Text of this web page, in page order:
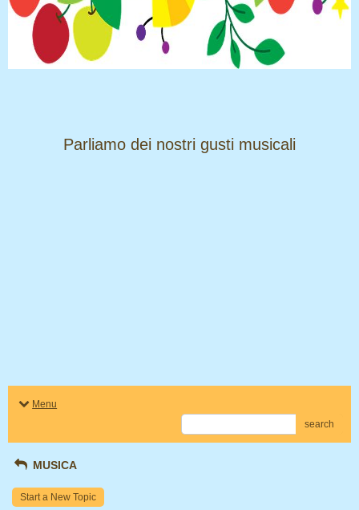
​​​​​​​Parliamo dei nostri gusti musicali
Menu
search
MUSICA
Start a New Topic